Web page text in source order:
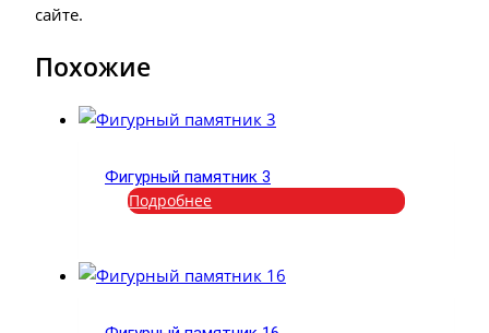
сайте.
Похожие
Фигурный памятник 3
Подробнее